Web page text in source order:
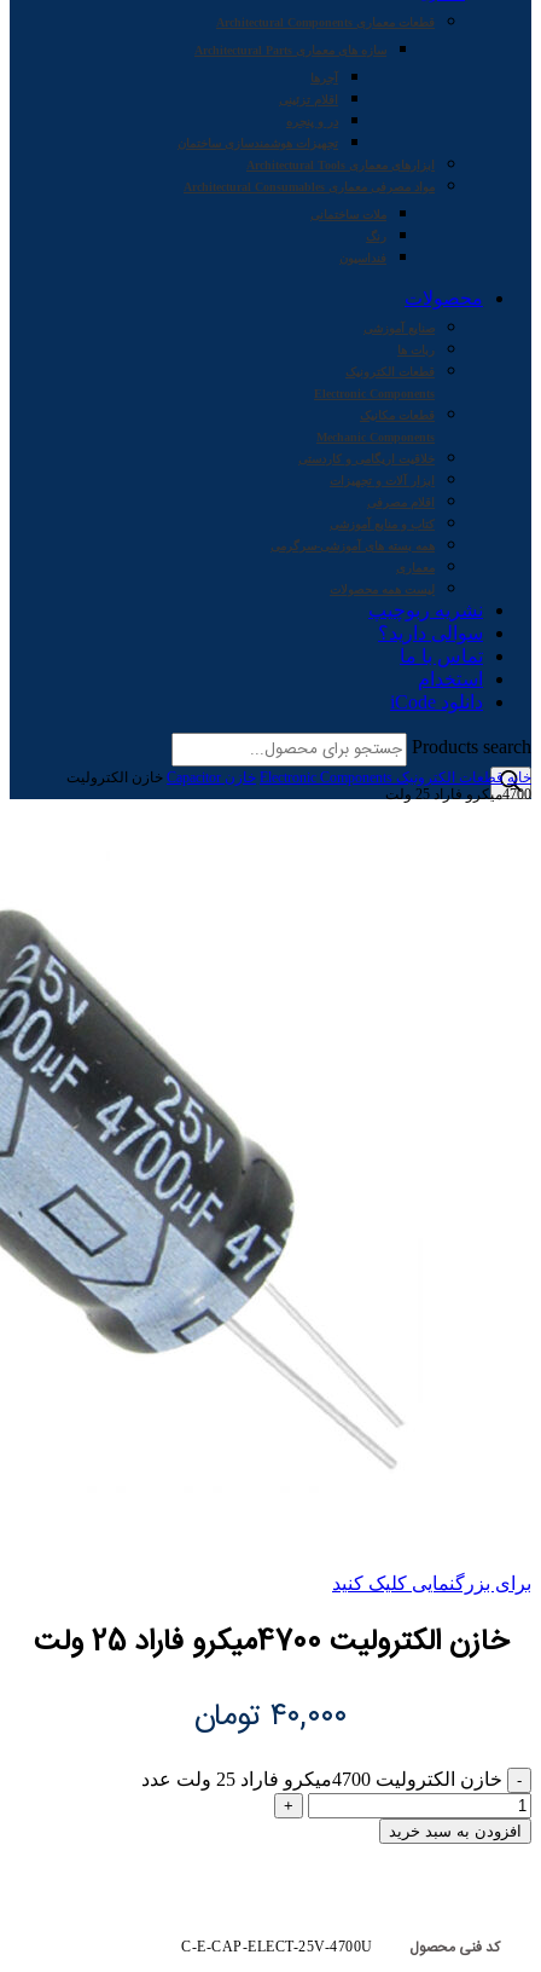
قطعات معماری Architectural Components
سازه های معماری Architectural Parts
آجرها
اقلام تزئینی
در و پنجره
تجهیزات هوشمندسازی ساختمان
ابزارهای معماری Architectural Tools
مواد مصرفی معماری Architectural Consumables
ملات ساختمانی
رنگ
فنداسیون
محصولات
صنایع آموزشی
ربات ها
قطعات الکترونیک
Electronic Components
قطعات مکانیک
Mechanic Components
خلاقیت اریگامی و کاردستی
ابزار آلات و تجهیزات
اقلام مصرفی
کتاب و منابع آموزشی
همه بسته های آموزشی-سرگرمی
معماری
لیست همه محصولات
نشریه ربوچیپ
سوالی دارید؟
تماس با ما
استخدام
دانلود iCode
Products search
خانه قطعات الکترونیک Electronic Components خازن Capacitor
خازن الکترولیت
4700میکرو فاراد 25 ولت
برای بزرگنمایی کلیک کنید
خازن الکترولیت 4700میکرو فاراد 25 ولت
۴۰,۰۰۰ تومان
خازن الکترولیت 4700میکرو فاراد 25 ولت عدد
افزودن به سبد خرید
کد فنی محصول C-E-CAP-ELECT-25V-4700U